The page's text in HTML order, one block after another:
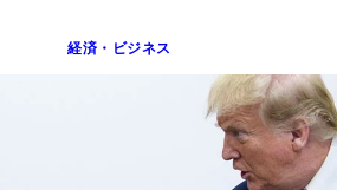
経済・ビジネス